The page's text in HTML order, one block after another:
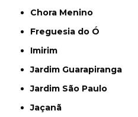
Chora Menino
Freguesia do Ó
Imirim
Jardim Guarapiranga
Jardim São Paulo
Jaçanã